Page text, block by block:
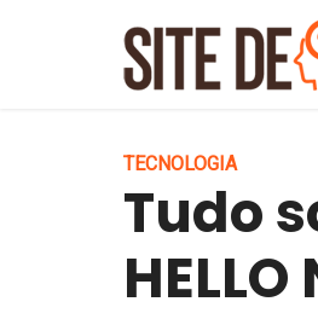
TECNOLOGIA
Tudo